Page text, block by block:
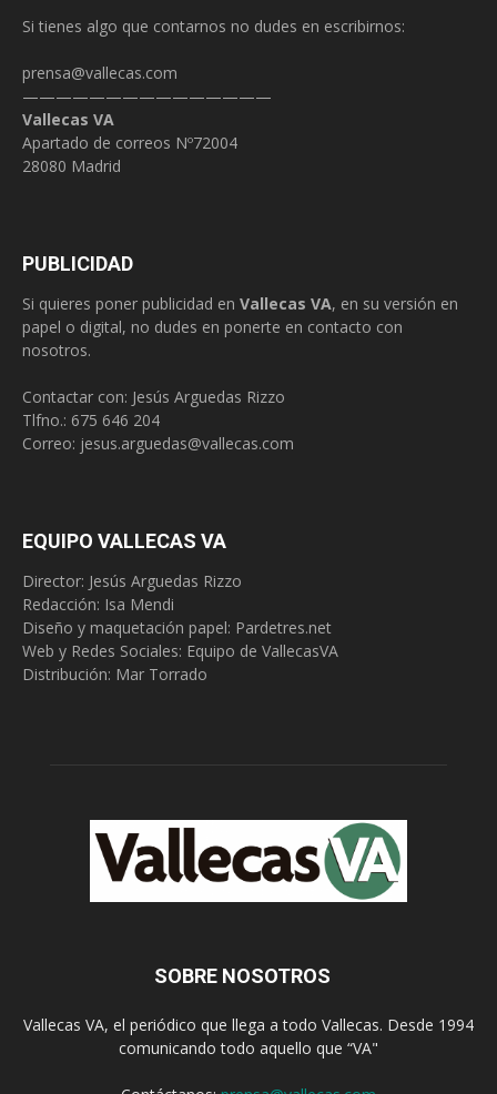
Si tienes algo que contarnos no dudes en escribirnos:
prensa@vallecas.com
———————————————
Vallecas VA
Apartado de correos Nº72004
28080 Madrid
PUBLICIDAD
Si quieres poner publicidad en Vallecas VA, en su versión en
papel o digital, no dudes en ponerte en contacto con
nosotros.
Contactar con: Jesús Arguedas Rizzo
Tlfno.: 675 646 204
Correo: jesus.arguedas@vallecas.com
EQUIPO VALLECAS VA
Director: Jesús Arguedas Rizzo
Redacción: Isa Mendi
Diseño y maquetación papel: Pardetres.net
Web y Redes Sociales: Equipo de VallecasVA
Distribución: Mar Torrado
SOBRE NOSOTROS
Vallecas VA, el periódico que llega a todo Vallecas. Desde 1994
comunicando todo aquello que “VA"